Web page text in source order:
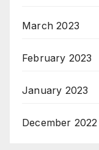
March 2023
February 2023
January 2023
December 2022